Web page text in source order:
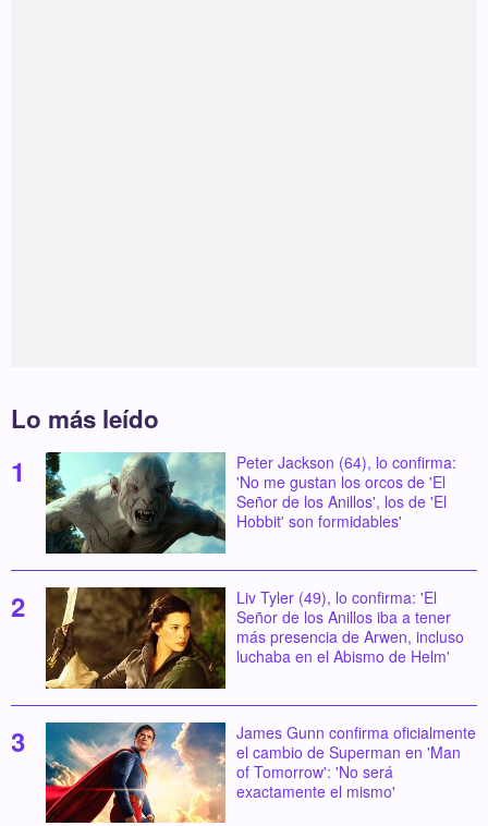
Lo más leído
Peter Jackson (64), lo confirma:
'No me gustan los orcos de 'El
Señor de los Anillos', los de 'El
Hobbit' son formidables'
Liv Tyler (49), lo confirma: 'El
Señor de los Anillos iba a tener
más presencia de Arwen, incluso
luchaba en el Abismo de Helm'
James Gunn confirma oficialmente
el cambio de Superman en 'Man
of Tomorrow': 'No será
exactamente el mismo'